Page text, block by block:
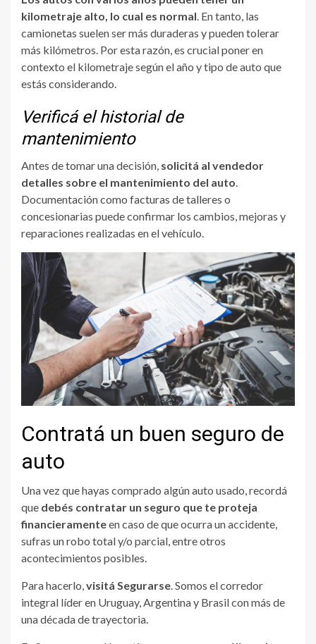
kilometraje alto, lo cual es normal. En tanto, las
camionetas suelen ser más duraderas y pueden tolerar
más kilómetros. Por esta razón, es crucial poner en
contexto el kilometraje según el año y tipo de auto que
estás considerando.
Verificá el historial de
mantenimiento
Antes de tomar una decisión, solicitá al vendedor
detalles sobre el mantenimiento del auto.
Documentación como facturas de talleres o
concesionarias puede confirmar los cambios, mejoras y
reparaciones realizadas en el vehículo.
Contratá un buen seguro de
auto
Una vez que hayas comprado algún auto usado, recordá
que debés contratar un seguro que te proteja
financieramenteen caso de que ocurra un accidente,
sufras un robo total y/o parcial, entre otros
acontecimientos posibles.
Para hacerlo,visitá Segurarse. Somos el corredor
integral líder en Uruguay, Argentina y Brasil con más de
una década de trayectoria.